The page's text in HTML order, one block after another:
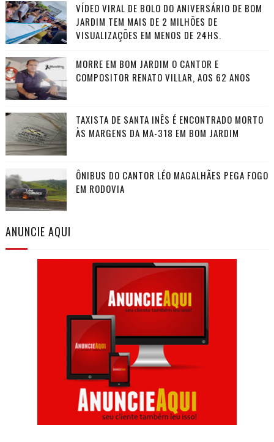
VÍDEO VIRAL DE BOLO DO ANIVERSÁRIO DE BOM
JARDIM TEM MAIS DE 2 MILHÕES DE
VISUALIZAÇÕES EM MENOS DE 24HS.
MORRE EM BOM JARDIM O CANTOR E
COMPOSITOR RENATO VILLAR, AOS 62 ANOS
TAXISTA DE SANTA INÊS É ENCONTRADO MORTO
ÀS MARGENS DA MA-318 EM BOM JARDIM
ÔNIBUS DO CANTOR LÉO MAGALHÃES PEGA FOGO
EM RODOVIA
ANUNCIE AQUI